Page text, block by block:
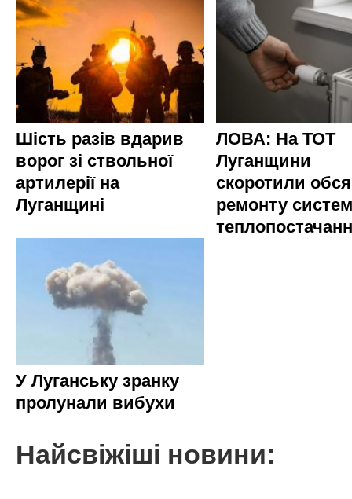
Шість разів вдарив
ворог зі ствольної
артилерії на
Луганщині
ЛОВА: На ТОТ
Луганщини
скоротили
ремонту
У Луганську зранку
пролунали вибухи
Найсвіжіші новини: